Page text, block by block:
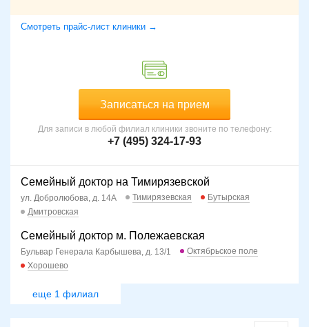
Смотреть прайс-лист клиники →
Записаться на прием
Для записи в любой филиал клиники звоните по телефону:
+7 (495) 324-17-93
Семейный доктор на Тимирязевской
ул. Добролюбова, д. 14А Тимирязевская
Бутырская
Дмитровская
Семейный доктор м. Полежаевская
Бульвар Генерала Карбышева, д. 13/1
Октябрьское поле
Хорошево
еще 1 филиал